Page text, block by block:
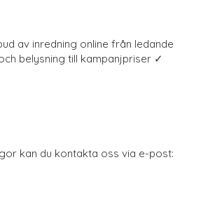
av inredning online från ledande
belysning till kampanjpriser ✓
kan du kontakta oss via e-post: